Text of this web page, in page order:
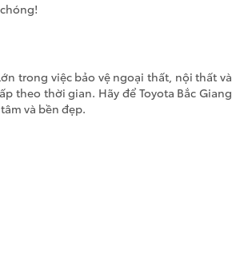
trong việc bảo vệ ngoại thất, nội thất và
theo thời gian. Hãy để Toyota Bắc Giang
và bền đẹp.